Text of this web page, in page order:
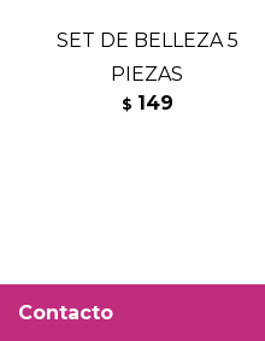
SET DE BELLEZA 5
PIEZAS
$ 149
Contacto